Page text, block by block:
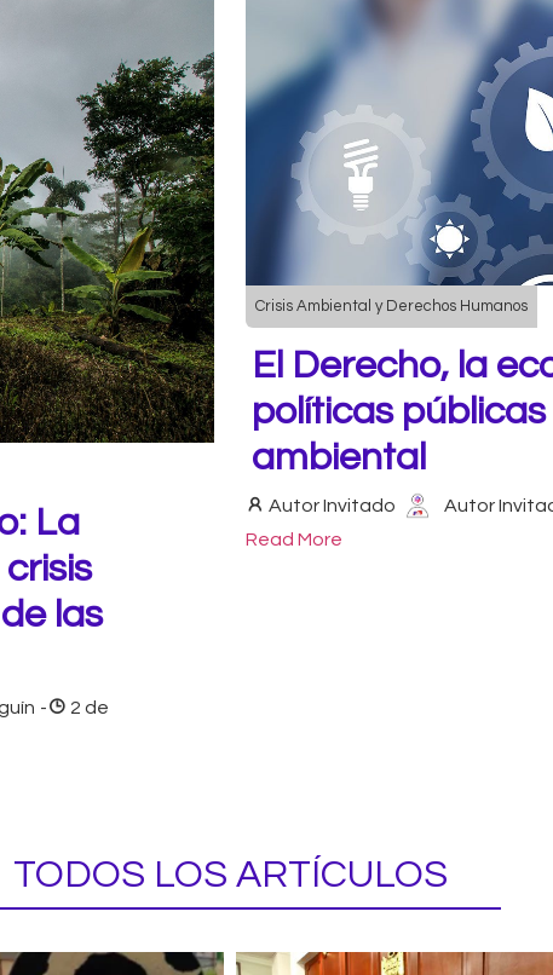
La
las
-
2 de
Crisis Ambiental y Derechos Humanos
El Derecho, la
políticas
ambiental
Autor Invitado Autor
Read More
TODOS LOS ARTÍCULOS